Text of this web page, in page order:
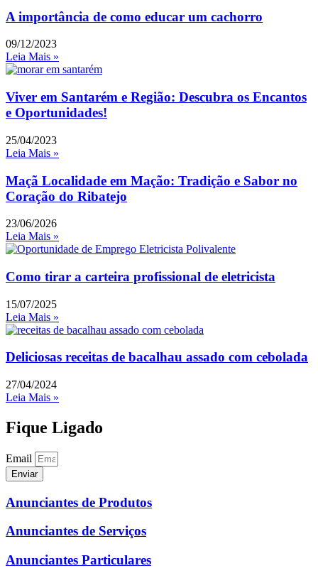
A importância de como educar um cachorro
09/12/2023
Leia Mais »
Viver em Santarém e Região: Descubra os Encantos
e Oportunidades!
25/04/2023
Leia Mais »
Maçã Localidade em Mação: Tradição e Sabor no
Coração do Ribatejo
23/06/2026
Leia Mais »
Como tirar a carteira profissional de eletricista
15/07/2025
Leia Mais »
Deliciosas receitas de bacalhau assado com cebolada
27/04/2024
Leia Mais »
Fique Ligado
Email
Enviar
Anunciantes de Produtos
Anunciantes de Serviços
Anunciantes Particulares